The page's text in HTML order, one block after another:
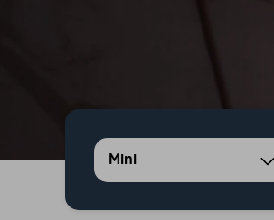
Mini